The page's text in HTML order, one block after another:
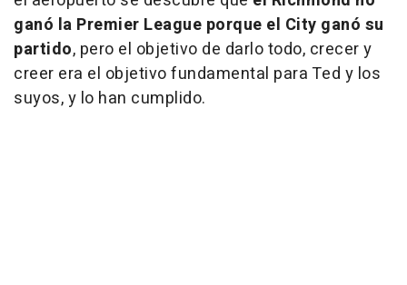
ganó la Premier League porque el City ganó su
partido, pero el objetivo de darlo todo, crecer y
creer era el objetivo fundamental para Ted y los
suyos, y lo han cumplido.